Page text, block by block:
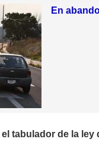
En
el tabulador de la ley